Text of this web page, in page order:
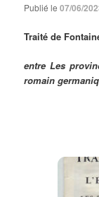
Publié le07/06/
Traité de
entre Les
romain